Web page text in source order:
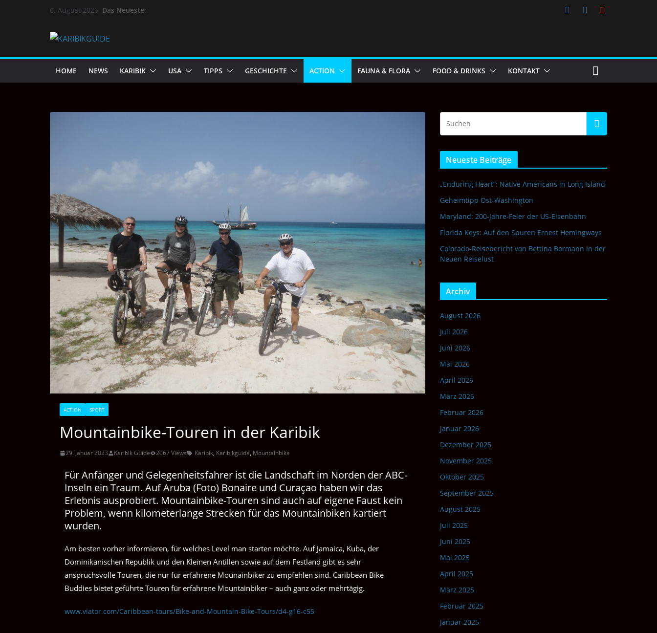
6. August 2026 Das Neueste:
HOME NEWS KARIBIK USA TIPPS GESCHICHTE ACTION FAUNA & FLORA FOOD & DRINKS KONTAKT
ACTION SPORT
Mountainbike-Touren in der Karibik
29. Januar 2023 Karibik Guide 2067 Views Karibik, Karibikguide, Mountainbike
Für Anfänger und Gelegenheitsfahrer ist die Landschaft im Norden der ABC-
Inseln ein Traum. Auf Aruba (Foto) Bonaire und Curaçao haben wir das
Erlebnis ausprobiert. Mountainbike-Touren sind auch auf eigene Faust kein
Problem, wenn kilometerlange Strecken für das Mountainbiken kartiert
wurden.
Am besten vorher informieren, für welches Level man starten möchte. Auf Jamaica, Kuba, der
Dominikanischen Republik und den Kleinen Antillen sowie auf dem Festland gibt es sehr
anspruchsvolle Touren, die nur für erfahrene Mounainbiker zu empfehlen sind. Caribbean Bike
Buddies bietet geführte Touren für erfahrene Mountainbiker – auch ganz oder mehrtägig.
www.viator.com/Caribbean-tours/Bike-and-Mountain-Bike-Tours/d4-g16-c55
Neueste Beiträge
„Enduring Heart“: Native Americans in Long Island
Geheimtipp Ost-Washington
Maryland: 200-Jahre-Feier der US-Eisenbahn
Florida Keys: Auf den Spuren Ernest Hemingways
Colorado-Reisebericht von Bettina Bormann in der
Neuen Reiselust
Archiv
August 2026
Juli 2026
Juni 2026
Mai 2026
April 2026
März 2026
Februar 2026
Januar 2026
Dezember 2025
November 2025
Oktober 2025
September 2025
August 2025
Juli 2025
Juni 2025
Mai 2025
April 2025
März 2025
Februar 2025
Januar 2025